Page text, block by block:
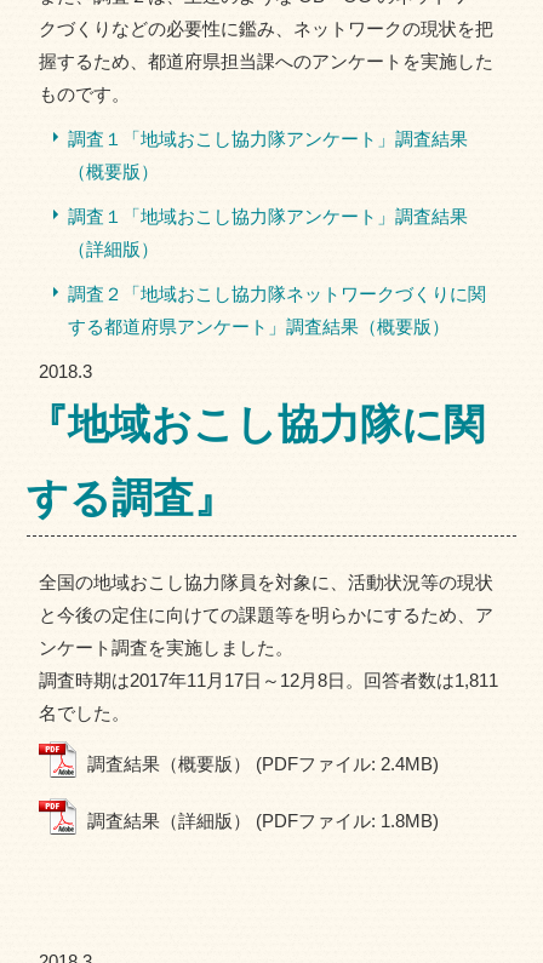
クづくりなどの必要性に鑑み、ネットワークの現状を把
握するため、都道府県担当課へのアンケートを実施した
ものです。
調査１「地域おこし協力隊アンケート」調査結果
（概要版）
調査１「地域おこし協力隊アンケート」調査結果
（詳細版）
調査２「地域おこし協力隊ネットワークづくりに関
する都道府県アンケート」調査結果（概要版）
2018.3
『地域おこし協力隊に関
する調査』
全国の地域おこし協力隊員を対象に、活動状況等の現状
と今後の定住に向けての課題等を明らかにするため、ア
ンケート調査を実施しました。
調査時期は2017年11月17日～12月8日。回答者数は1,811
名でした。
調査結果（概要版） (PDFファイル: 2.4MB)
調査結果（詳細版） (PDFファイル: 1.8MB)